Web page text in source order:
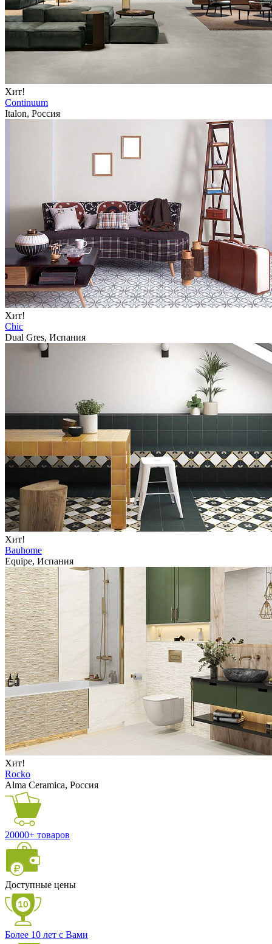
Хит!
Continuum
Italon, Россия
Хит!
Chic
Dual Gres, Испания
Хит!
Bauhome
Equipe, Испания
Хит!
Rocko
Alma Ceramica, Россия
20000+ товаров
Доступные цены
Более 10 лет с Вами